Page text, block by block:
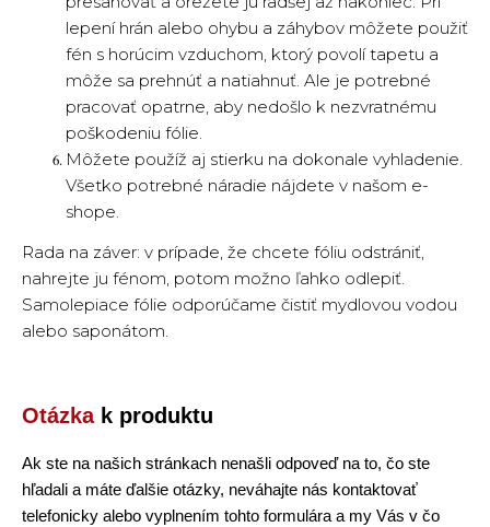
lepení hrán alebo ohybu a záhybov môžete použiť
fén s horúcim vzduchom, ktorý povolí tapetu a
môže sa prehnúť a natiahnuť. Ale je potrebné
pracovať opatrne, aby nedošlo k nezvratnému
poškodeniu fólie.
Môžete použíž aj stierku na dokonale vyhladenie.
Všetko potrebné náradie nájdete v našom e-
shope.
Rada na záver: v prípade, že chcete fóliu odstrániť,
nahrejte ju fénom, potom možno ľahko odlepiť.
Samolepiace fólie odporúčame čistiť mydlovou vodou
alebo saponátom.
Otázkak produktu
Ak ste na našich stránkach nenašli odpoveď na to, čo ste
hľadali a máte ďalšie otázky, neváhajte nás kontaktovať
telefonicky alebo vyplnením tohto formulára a my Vás v čo